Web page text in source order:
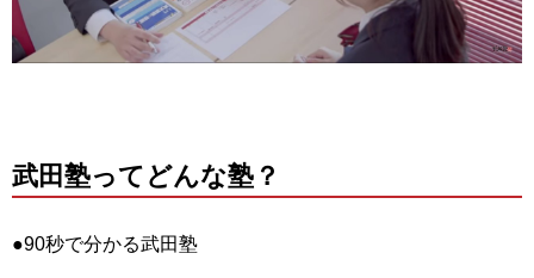
武田塾ってどんな塾？
●90秒で分かる武田塾